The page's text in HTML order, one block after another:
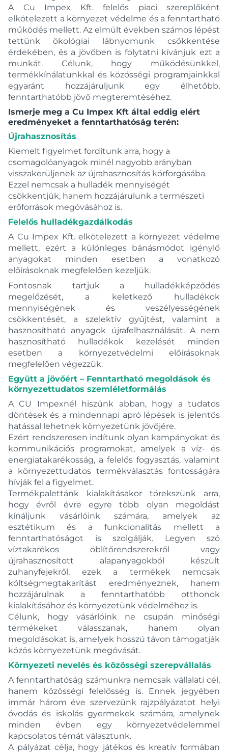
A Cu Impex Kft. felelős piaci szereplőként
elkötelezett a környezet védelme és a fenntartható
működés mellett. Az elmúlt években számos lépést
tettünk ökológiai lábnyomunk csökkentése
érdekében, és a jövőben is folytatni kívánjuk ezt a
munkát. Célunk, hogy működésünkkel,
termékkínálatunkkal és közösségi programjainkkal
egyaránt hozzájáruljunk egy élhetőbb,
fenntarthatóbb jövő megteremtéséhez.
Ismerje meg a Cu Impex Kft által eddig elért
eredményeket a fenntarthatóság terén:
Újrahasznosítás
Kiemelt figyelmet fordítunk arra, hogy a
csomagolóanyagok minél nagyobb arányban
visszakerüljenek az újrahasznosítás körforgásába.
Ezzel nemcsak a hulladék mennyiségét
csökkentjük, hanem hozzájárulunk a természeti
erőforrások megóvásához is.
Felelős hulladékgazdálkodás
A Cu Impex Kft. elkötelezett a környezet védelme
mellett, ezért a különleges bánásmódot igénylő
anyagokat minden esetben a vonatkozó
előírásoknak megfelelően kezeljük.
Fontosnak tartjuk a hulladékképződés
megelőzését, a keletkező hulladékok
mennyiségének és veszélyességének
csökkentését, a szelektív gyűjtést, valamint a
hasznosítható anyagok újrafelhasználását. A nem
hasznosítható hulladékok kezelését minden
esetben a környezetvédelmi előírásoknak
megfelelően végezzük.
Együtt a jövőért – Fenntartható megoldások és
környezettudatos szemléletformálás
A CU Impexnél hiszünk abban, hogy a tudatos
döntések és a mindennapi apró lépések is jelentős
hatással lehetnek környezetünk jövőjére.
Ezért rendszeresen indítunk olyan kampányokat és
kommunikációs programokat, amelyek a víz- és
energiatakarékosság, a felelős fogyasztás, valamint
a környezettudatos termékválasztás fontosságára
hívják fel a figyelmet.
Termékpalettánk kialakításakor törekszünk arra,
hogy évről évre egyre több olyan megoldást
kínáljunk vásárlóink számára, amelyek az
esztétikum és a funkcionalitás mellett a
fenntarthatóságot is szolgálják. Legyen szó
víztakarékos öblítőrendszerekről vagy
újrahasznosított alapanyagokból készült
zuhanyfejekről, ezek a termékek nemcsak
költségmegtakarítást eredményeznek, hanem
hozzájárulnak a fenntarthatóbb otthonok
kialakításához és környezetünk védelméhez is.
Célunk, hogy vásárlóink ne csupán minőségi
termékeket válasszanak, hanem olyan
megoldásokat is, amelyek hosszú távon támogatják
közös környezetünk megóvását.
Környezeti nevelés és közösségi szerepvállalás
A fenntarthatóság számunkra nemcsak vállalati cél,
hanem közösségi felelősség is. Ennek jegyében
immár három éve szervezünk rajzpályázatot helyi
óvodás és iskolás gyermekek számára, amelynek
minden évben egy környezetvédelemmel
kapcsolatos témát választunk.
A pályázat célja, hogy játékos és kreatív formában